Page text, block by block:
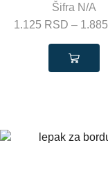
Šifra N/A
1.125 RSD – 1.885